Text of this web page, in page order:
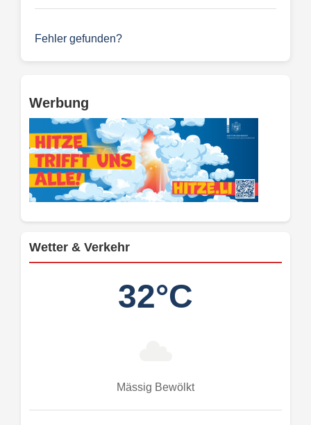
Fehler gefunden?
Werbung
Wetter & Verkehr
32°C
Mässig Bewölkt